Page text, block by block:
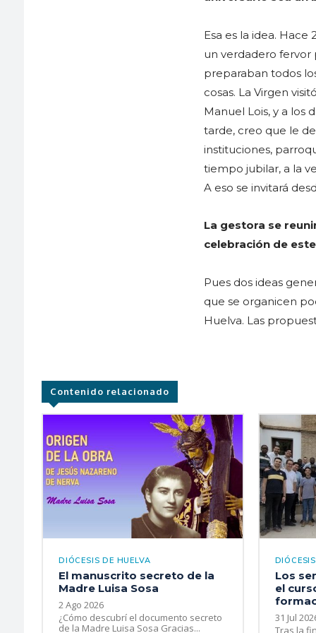
Esa es la idea.
un verdadero fervor
preparaban todos
cosas. La Virgen
Manuel Lois, y a los
tarde, creo que le
instituciones,
tiempo jubilar, a la
A eso se invitará
La gestora se
celebración de
Pues dos ideas
que se organicen
Huelva. Las
Contenido relacionado
DIÓCESIS DE HUELVA
El manuscrito secreto de la
Madre Luisa Sosa
2 Ago 2026
¿Cómo descubrí el documento secreto
de la Madre Luisa Sosa Gracias...
Los
el
31 Jul
Tras la